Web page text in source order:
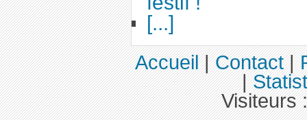
[...]
Accueil|Contact|
|
Visiteurs